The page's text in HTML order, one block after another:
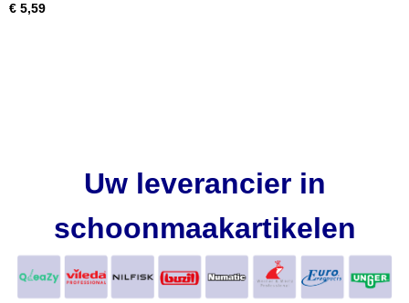
€ 5,59
Uw leverancier in
schoonmaakartikelen